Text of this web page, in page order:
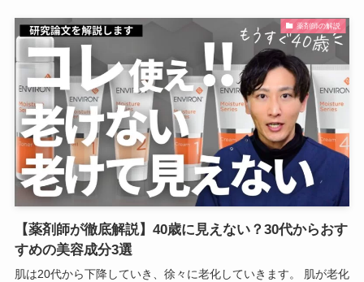
薬剤師の解説
【薬剤師が徹底解説】40歳に見えない？30代からおす
すめの美容成分3選
肌は20代から下降していき、徐々に老化していきます。 肌が老化